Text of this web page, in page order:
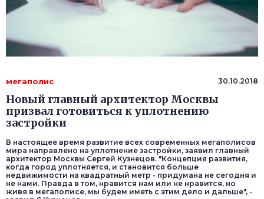
мегаполис 30.10.2018
Новый главный архитектор Москвы
призвал готовиться к уплотнению
застройки
В настоящее время развитие всех современных мегаполисов
мира направлено на уплотнение застройки, заявил главный
архитектор Москвы Сергей Кузнецов. "Концепция развития,
когда город уплотняется, и становится больше
недвижимости на квадратный метр - придумана не сегодня и
не нами. Правда в том, нравится нам или не нравится, но
живя в мегаполисе, мы будем иметь с этим дело и дальше", -